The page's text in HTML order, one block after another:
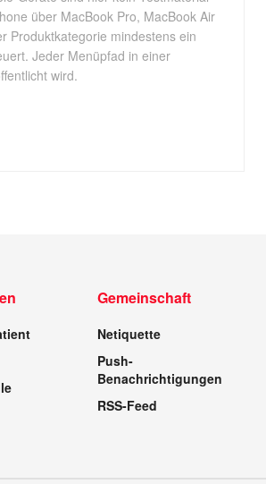
über MacBook Pro, MacBook Air
Produktkategorie mindestens ein
Jeder Menüpfad in einer
wird.
Gemeinschaft
Netiquette
Push-
Benachrichtigungen
RSS-Feed